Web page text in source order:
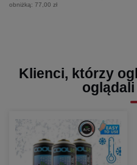
obniżką: 77,00 zł
Klienci, którzy